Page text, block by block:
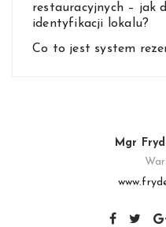
restauracyjnych – jak
identyfikacji lokalu?
Co to jest system
Mgr